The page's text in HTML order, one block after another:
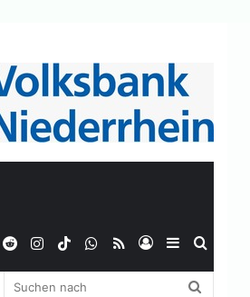
Sidebar
Anmelden
RSS
WhatsApp
TikTok
Instagram
Reddit